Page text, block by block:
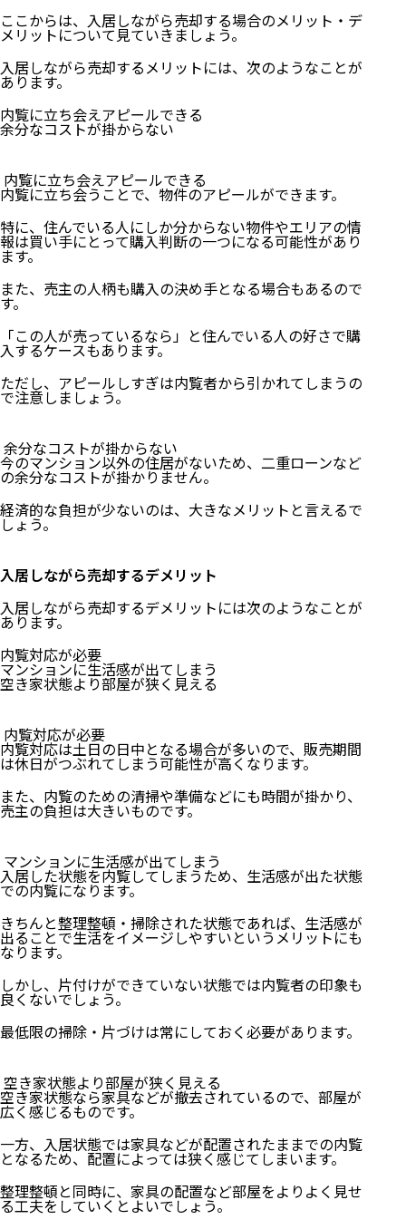
ここからは、入居しながら売却する場合のメリット・デ
メリットについて見ていきましょう。
入居しながら売却するメリットには、次のようなことが
あります。
内覧に立ち会えアピールできる
余分なコストが掛からない
内覧に立ち会えアピールできる
内覧に立ち会うことで、物件のアピールができます。
特に、住んでいる人にしか分からない物件やエリアの情
報は買い手にとって購入判断の一つになる可能性があり
ます。
また、売主の人柄も購入の決め手となる場合もあるので
す。
「この人が売っているなら」と住んでいる人の好さで購
入するケースもあります。
ただし、アピールしすぎは内覧者から引かれてしまうの
で注意しましょう。
余分なコストが掛からない
今のマンション以外の住居がないため、二重ローンなど
の余分なコストが掛かりません。
経済的な負担が少ないのは、大きなメリットと言えるで
しょう。
入居しながら売却するデメリット
入居しながら売却するデメリットには次のようなことが
あります。
内覧対応が必要
マンションに生活感が出てしまう
空き家状態より部屋が狭く見える
内覧対応が必要
内覧対応は土日の日中となる場合が多いので、販売期間
は休日がつぶれてしまう可能性が高くなります。
また、内覧のための清掃や準備などにも時間が掛かり、
売主の負担は大きいものです。
マンションに生活感が出てしまう
入居した状態を内覧してしまうため、生活感が出た状態
での内覧になります。
きちんと整理整頓・掃除された状態であれば、生活感が
出ることで生活をイメージしやすいというメリットにも
なります。
しかし、片付けができていない状態では内覧者の印象も
良くないでしょう。
最低限の掃除・片づけは常にしておく必要があります。
空き家状態より部屋が狭く見える
空き家状態なら家具などが撤去されているので、部屋が
広く感じるものです。
一方、入居状態では家具などが配置されたままでの内覧
となるため、配置によっては狭く感じてしまいます。
整理整頓と同時に、家具の配置など部屋をよりよく見せ
る工夫をしていくとよいでしょう。